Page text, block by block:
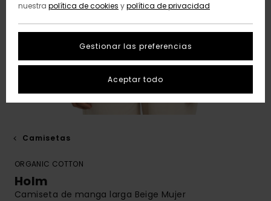
Camisetas
ORGANIC COTTON
Holm
Camiseta de manga larga Beige Mujer
nuestra política de cookies ypolítica de privacidad
Gestionar las preferencias
Aceptar todo